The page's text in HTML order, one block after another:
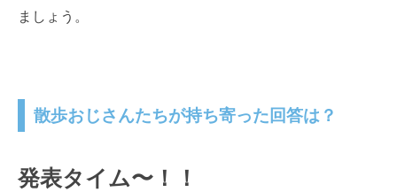
ましょう。
散歩おじさんたちが持ち寄った回答は？
発表タイム〜！！